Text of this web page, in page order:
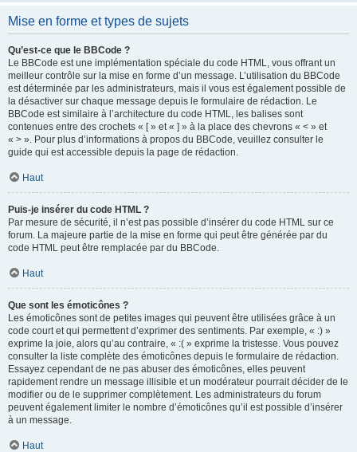
Mise en forme et types de sujets
Qu’est-ce que le BBCode ?
Le BBCode est une implémentation spéciale du code HTML, vous offrant un
meilleur contrôle sur la mise en forme d’un message. L’utilisation du BBCode
est déterminée par les administrateurs, mais il vous est également possible de
la désactiver sur chaque message depuis le formulaire de rédaction. Le
BBCode est similaire à l’architecture du code HTML, les balises sont
contenues entre des crochets « [ » et « ] » à la place des chevrons « < » et
« > ». Pour plus d’informations à propos du BBCode, veuillez consulter le
guide qui est accessible depuis la page de rédaction.
Haut
Puis-je insérer du code HTML ?
Par mesure de sécurité, il n’est pas possible d’insérer du code HTML sur ce
forum. La majeure partie de la mise en forme qui peut être générée par du
code HTML peut être remplacée par du BBCode.
Haut
Que sont les émoticônes ?
Les émoticônes sont de petites images qui peuvent être utilisées grâce à un
code court et qui permettent d’exprimer des sentiments. Par exemple, « :) »
exprime la joie, alors qu’au contraire, « :( » exprime la tristesse. Vous pouvez
consulter la liste complète des émoticônes depuis le formulaire de rédaction.
Essayez cependant de ne pas abuser des émoticônes, elles peuvent
rapidement rendre un message illisible et un modérateur pourrait décider de le
modifier ou de le supprimer complètement. Les administrateurs du forum
peuvent également limiter le nombre d’émoticônes qu’il est possible d’insérer
à un message.
Haut